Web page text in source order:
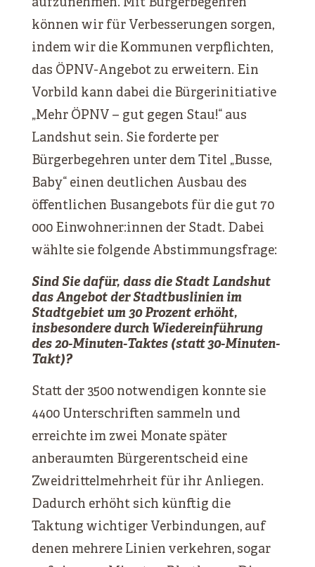
können wir für Verbesserungen sorgen,
indem wir die Kommunen verpflichten,
das ÖPNV-Angebot zu erweitern. Ein
Vorbild kann dabei die Bürgerinitiative
„Mehr ÖPNV – gut gegen Stau!“ aus
Landshut sein. Sie forderte per
Bürgerbegehren unter dem Titel „Busse,
Baby“ einen deutlichen Ausbau des
öffentlichen Busangebots für die gut 70
000 Einwohner:innen der Stadt. Dabei
wählte sie folgende Abstimmungsfrage:
Sind Sie dafür, dass die Stadt Landshut
das Angebot der Stadtbuslinien im
Stadtgebiet um 30 Prozent erhöht,
insbesondere durch Wiedereinführung
des 20-Minuten-Taktes (statt 30-Minuten-
Takt)?
Statt der 3500 notwendigen konnte sie
4400 Unterschriften sammeln und
erreichte im zwei Monate später
anberaumten Bürgerentscheid eine
Zweidrittelmehrheit für ihr Anliegen.
Dadurch erhöht sich künftig die
Taktung wichtiger Verbindungen, auf
denen mehrere Linien verkehren, sogar